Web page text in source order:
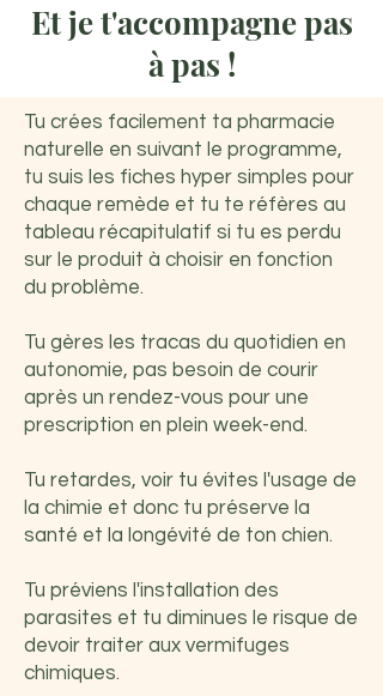
Et je t'accompagne pas
à pas !
Tu crées facilement ta pharmacie
naturelle en suivant le programme,
tu suis les fiches hyper simples pour
chaque remède et tu te réfères au
tableau récapitulatif si tu es perdu
sur le produit à choisir en fonction
du problème.
Tu gères les tracas du quotidien en
autonomie, pas besoin de courir
après un rendez-vous pour une
prescription en plein week-end.
Tu retardes, voir tu évites l'usage de
la chimie et donc tu préserve la
santé et la longévité de ton chien.
Tu préviens l'installation des
parasites et tu diminues le risque de
devoir traiter aux vermifuges
chimiques.